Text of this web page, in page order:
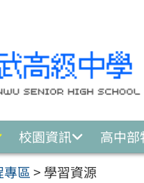
校園資訊 高中
專區> 學習資源